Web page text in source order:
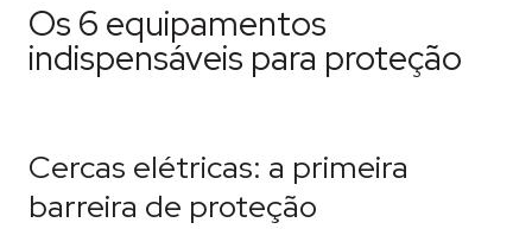
Os 6 equipamentos
indispensáveis para proteção
Cercas elétricas: a primeira
barreira de proteção